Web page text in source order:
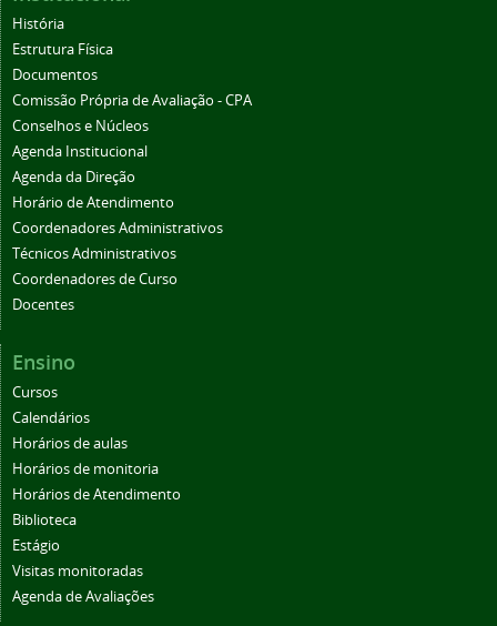
História
Estrutura Física
Documentos
Comissão Própria de Avaliação - CPA
Conselhos e Núcleos
Agenda Institucional
Agenda da Direção
Horário de Atendimento
Coordenadores Administrativos
Técnicos Administrativos
Coordenadores de Curso
Docentes
Ensino
Cursos
Calendários
Horários de aulas
Horários de monitoria
Horários de Atendimento
Biblioteca
Estágio
Visitas monitoradas
Agenda de Avaliações